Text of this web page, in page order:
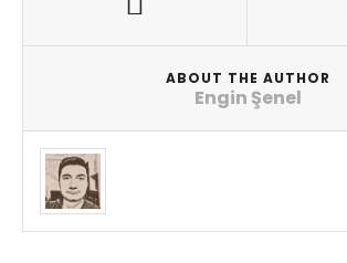
ABOUT THE AUTHOR
Engin Şenel